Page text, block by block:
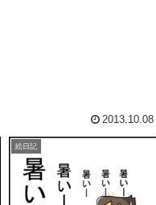
2013.10.08
絵日記